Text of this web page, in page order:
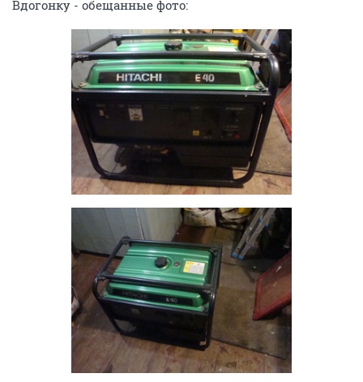
Вдогонку - обещанные фото: